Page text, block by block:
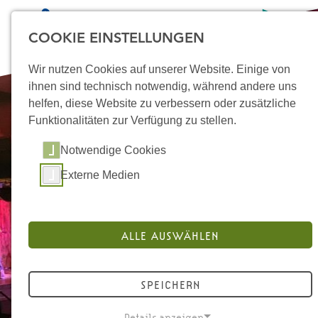
STARTSEITE
ÜBER UNS
MIKROPROJEKTE
MATERIALIEN
KONTAKT
COOKIE EINSTELLUNGEN
Wir nutzen Cookies auf unserer Website. Einige von
ihnen sind technisch notwendig, während andere uns
helfen, diese Website zu verbessern oder zusätzliche
Funktionalitäten zur Verfügung zu stellen.
Notwendige Cookies
Externe Medien
ALLE AUSWÄHLEN
SPEICHERN